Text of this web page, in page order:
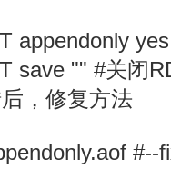
appendonly
save "" #关闭
，修复方法